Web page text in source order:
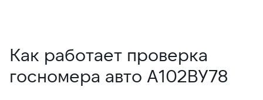
Как работает проверка
госномера авто А102ВУ78